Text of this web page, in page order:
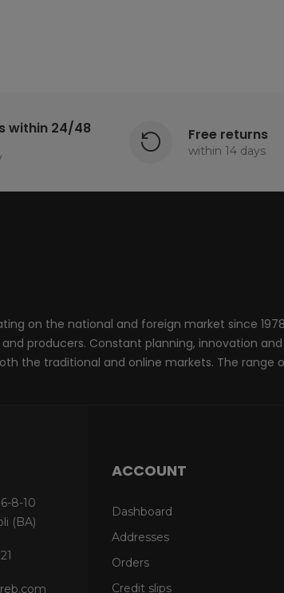
within 24/48 Free returns
within 14 days
on the national and foreign market since
producers. Constant planning, innovation
the traditional and online markets. The
8-10
(BA)
ACCOUNT
Dashboard
Addresses
Orders
Credit slips